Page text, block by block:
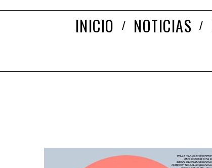
INICIO NOTICIAS